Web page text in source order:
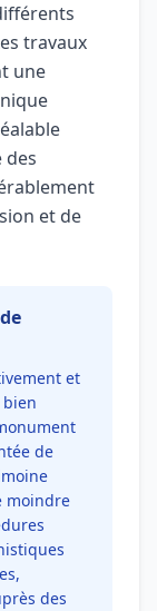
travaux
une
des
et de
et
de
moindre
des